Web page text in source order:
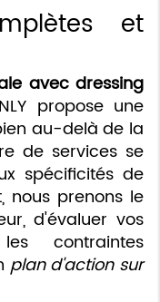
et
avec dressing
propose une
au-delà de la
de services se
spécificités de
nous prenons le
d'évaluer vos
contraintes
plan d'action sur